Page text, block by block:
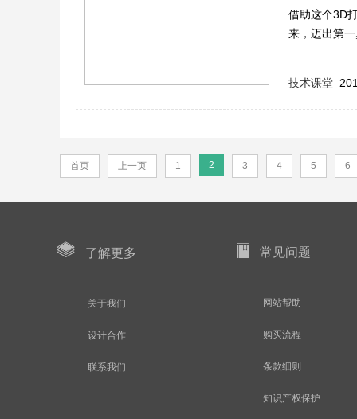
借助这个3D
来，迈出第
技术课堂
首页 上一页 1 2 3 4 5 6
了解更多
关于我们
设计合作
联系我们
常见问题
网站帮助
购买流程
条款细则
知识产权保护